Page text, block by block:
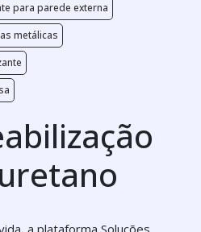
para parede externa
metálicas
a plataforma Soluções